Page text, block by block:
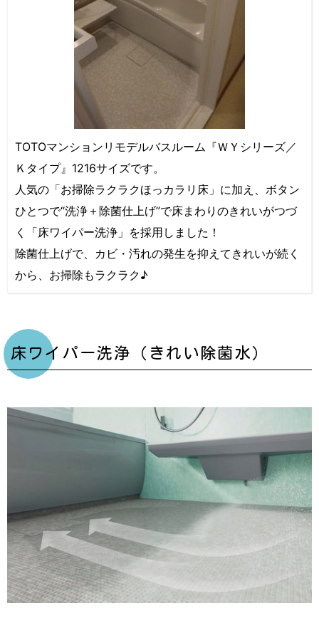
TOTOマンションリモデルバスルーム『ＷＹシリーズ／
Ｋタイプ』1216サイズです。
人気の「お掃除ラクラクほっカラリ床」に加え、ボタン
ひとつで“洗浄＋除菌仕上げ”で床まわりのきれいがつづ
く「床ワイパー洗浄」を採用しました！
除菌仕上げで、カビ・汚れの発生を抑えてきれいが続く
から、お掃除もラクラク♪
床ワイパー洗浄（きれい除菌水）